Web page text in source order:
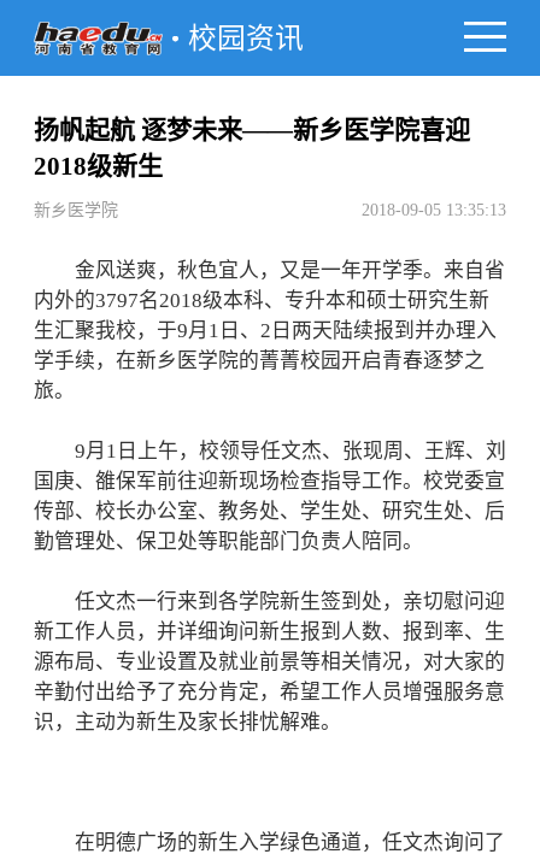
校园资讯
扬帆起航 逐梦未来——新乡医学院喜迎
2018级新生
新乡医学院 2018-09-05 13:35:13
金风送爽，秋色宜人，又是一年开学季。来自省
内外的3797名2018级本科、专升本和硕士研究生新
生汇聚我校，于9月1日、2日两天陆续报到并办理入
学手续，在新乡医学院的菁菁校园开启青春逐梦之
旅。
9月1日上午，校领导任文杰、张现周、王辉、刘
国庚、雒保军前往迎新现场检查指导工作。校党委宣
传部、校长办公室、教务处、学生处、研究生处、后
勤管理处、保卫处等职能部门负责人陪同。
任文杰一行来到各学院新生签到处，亲切慰问迎
新工作人员，并详细询问新生报到人数、报到率、生
源布局、专业设置及就业前景等相关情况，对大家的
辛勤付出给予了充分肯定，希望工作人员增强服务意
识，主动为新生及家长排忧解难。
在明德广场的新生入学绿色通道，任文杰询问了